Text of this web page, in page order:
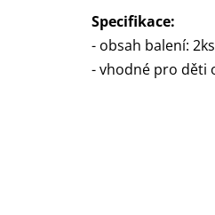
Specifikace:
- obsah balení: 2ks
- vhodné pro děti